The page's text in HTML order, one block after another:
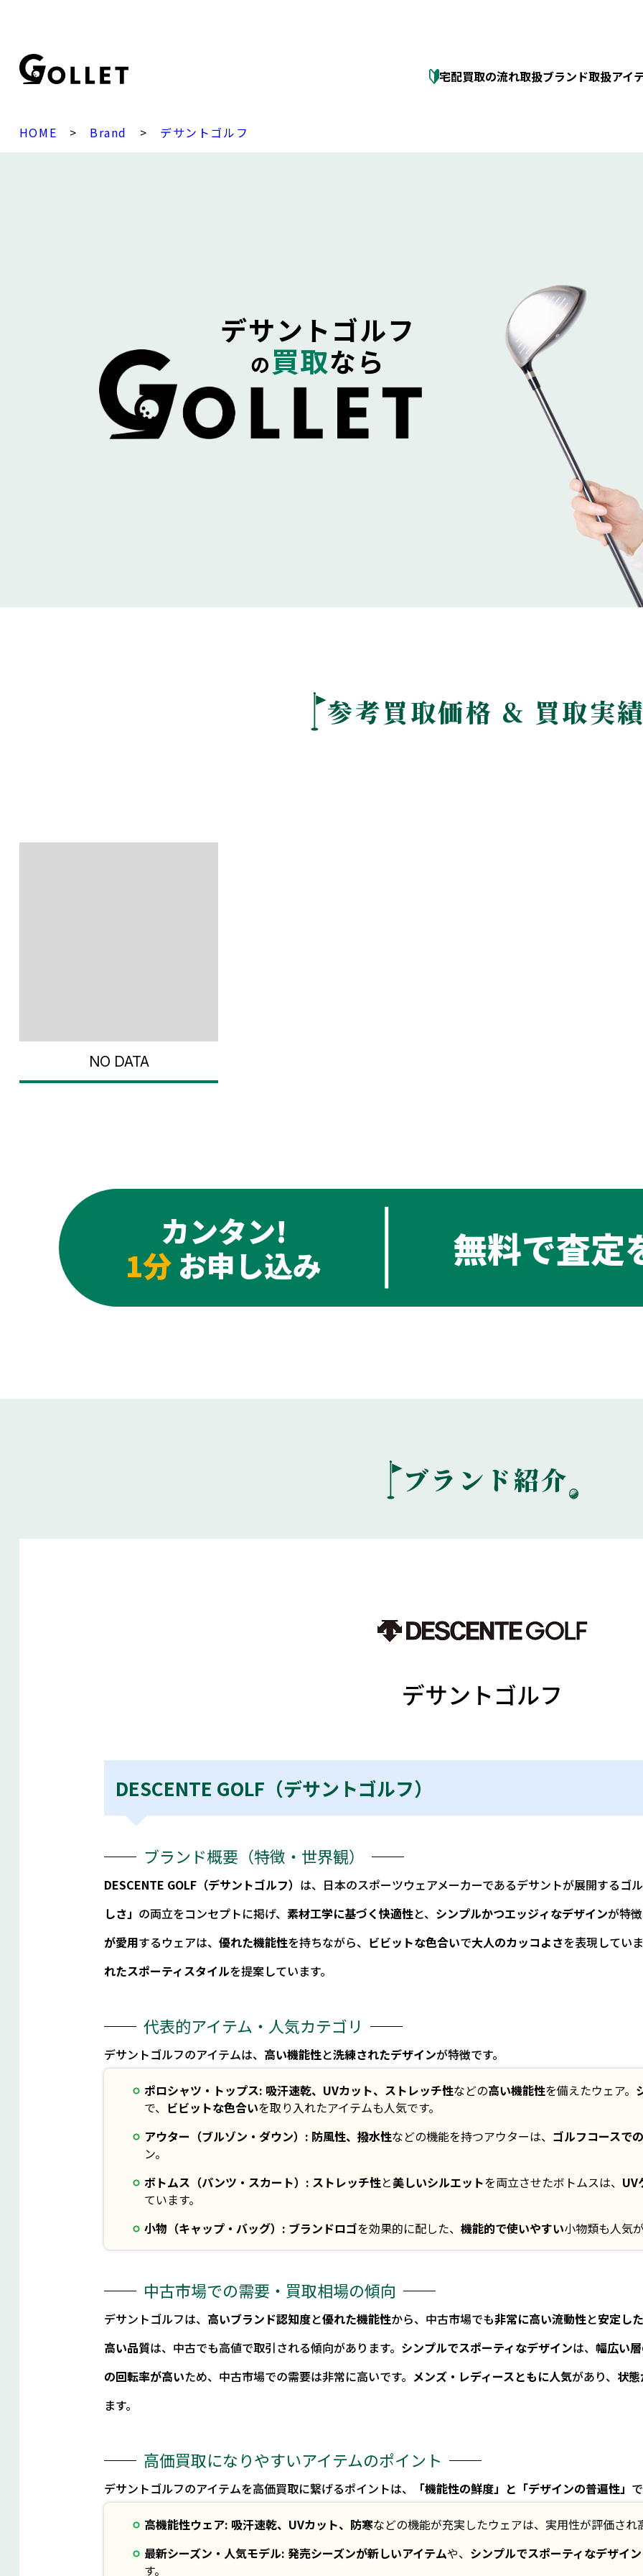
宅配買取の流れ取扱ブランド取扱アイ
HOME > Brand > デサントゴルフ
デサントゴルフ
の 買取なら
参考買取価格 & 買取実
NO DATA
カンタン!
1分 お申し込み 無料で査定
ブランド紹介
デサントゴルフ
DESCENTE GOLF（デサントゴルフ）
ブランド概要（特徴・世界観）
DESCENTE GOLF（デサントゴルフ） は、日本のスポーツウェアメーカーであるデサントが展開するゴ
しさ」 の両立をコンセプトに掲げ、素材工学に基づく快適性と、 シンプルかつエッジィなデザインが特
が愛用するウェアは、優れた機能性を持ちながら、 ビビットな色合いで大人のカッコよさを表現してい
れたスポーティスタイルを提案しています。
代表的アイテム・人気カテゴリ
デサントゴルフのアイテムは、 高い機能性と洗練されたデザインが特徴です。
ポロシャツ・トップス: 吸汗速乾、UVカット、ストレッチ性などの高い機能性を備えたウェア。
で、 ビビットな色合いを取り入れたアイテムも人気です。
アウター（ブルゾン・ダウン）: 防風性、撥水性などの機能を持つアウターは、 ゴルフコースで
ン。
ボトムス（パンツ・スカート）: ストレッチ性と美しいシルエットを両立させたボトムスは、 UV
ています。
小物（キャップ・バッグ）: ブランドロゴを効果的に配した、機能的で使いやすい小物類も人気
中古市場での需要・買取相場の傾向
デサントゴルフは、 高いブランド認知度と優れた機能性から、中古市場でも非常に高い流動性と安定し
高い品質は、中古でも高値で取引される傾向があります。 シンプルでスポーティなデザインは、幅広い
の回転率が高いため、中古市場での需要は非常に高いです。 メンズ・レディースともに人気があり、 状
ます。
高価買取になりやすいアイテムのポイント
デサントゴルフのアイテムを高価買取に繋げるポイントは、 「機能性の鮮度」と「デザインの普遍性」
高機能性ウェア: 吸汗速乾、UVカット、防寒などの機能が充実したウェアは、実用性が評価さ
最新シーズン・人気モデル: 発売シーズンが新しいアイテムや、 シンプルでスポーティなデザイン
す。